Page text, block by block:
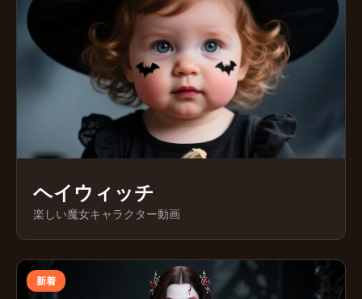
ヘイウィッチ
楽しい魔女キャラクター動画
新着